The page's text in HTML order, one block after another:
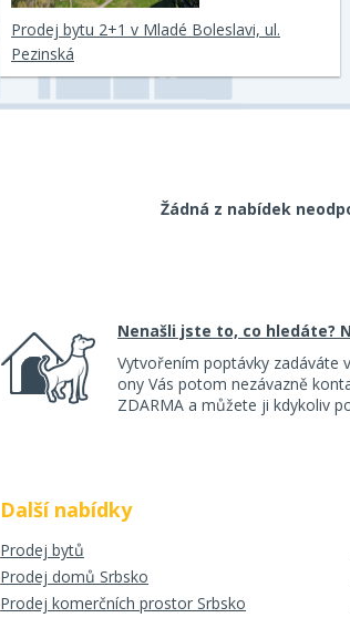
Prodej bytu 2+1 v Mladé Boleslavi, ul.
Pezinská
Žádná z nabídek
Nenašli jste to, co hledáte?
Vytvořením poptávky zadáváte
ony Vás potom nezávazně
ZDARMA a můžete ji kdykoliv
Další nabídky
Prodej bytů
Prodej domů Srbsko
Prodej komerčních prostor Srbsko